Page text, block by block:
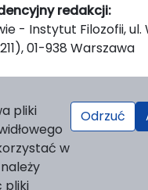
redakcji:
- Instytut Filozofii,
01-938 Warszawa
UKSW, ul.
pliki
w
pliki
Odrzuć